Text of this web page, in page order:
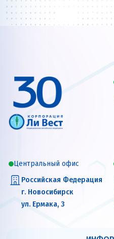
Центральный офис
Российская Федерация
г. Новосибирск
ул. Ермака, 3